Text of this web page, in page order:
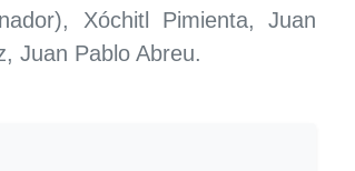
Xóchitl Pimienta, Juan
Juan Pablo Abreu.